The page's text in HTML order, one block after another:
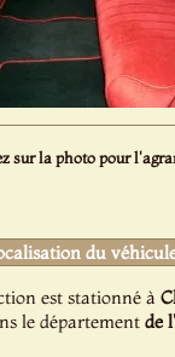
sur la photo pour
du
est stationné à
le départementde